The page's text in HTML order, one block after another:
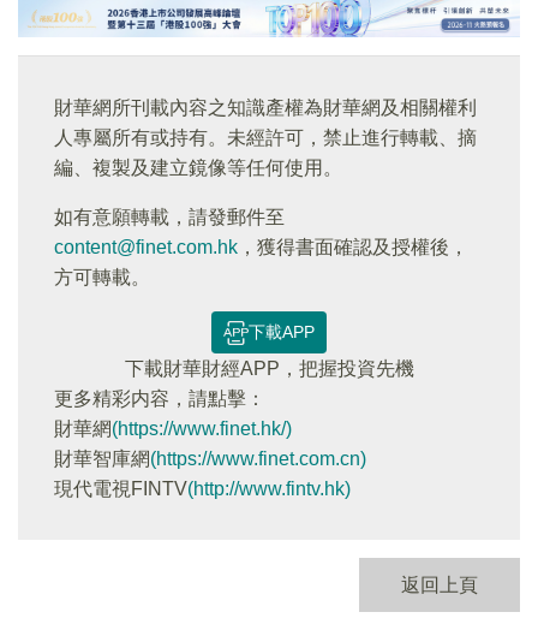
財華網所刊載內容之知識產權為財華網及相關權利
人專屬所有或持有。未經許可，禁止進行轉載、摘
編、複製及建立鏡像等任何使用。
如有意願轉載，請發郵件至
content@finet.com.hk ，獲得書面確認及授權後，
方可轉載。
下載APP
下載財華財經APP，把握投資先機
更多精彩内容，請點擊：
財華網(https://www.finet.hk/)
財華智庫網(https://www.finet.com.cn)
現代電視FINTV(http://www.fintv.hk)
返回上頁